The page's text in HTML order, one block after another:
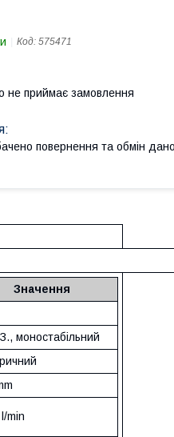
Код: 575471
не приймає замовлення
повернення та обмін
Значення
моностабільний
min